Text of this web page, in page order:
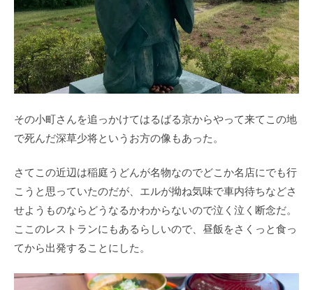
その小町さんを追っかけてはるばる京からやって来てこの地
で死んだ深草少将というお方の像もあった。
さてこの近辺は稲庭うどんが名物なのでどこか名店にでも行
こうと思っていたのだが、エルが拗ね気味で車内待ちなどさ
せようものならどうなるかわからないので泣く泣く断念だ。
ここのレストランにもあるらしいので、昼飯をさくっと食っ
てから出発することにした。